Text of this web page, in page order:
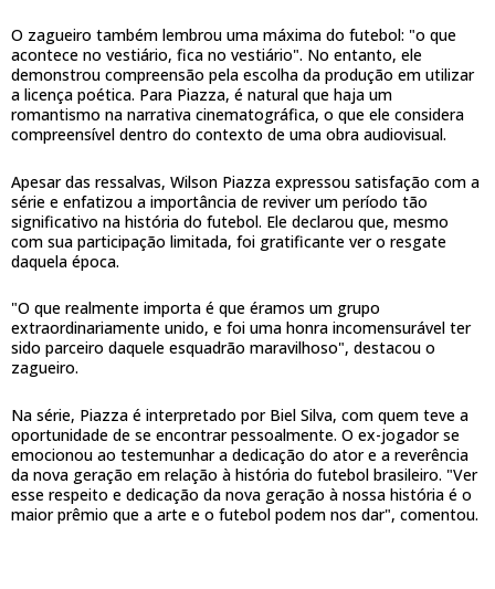
O zagueiro também lembrou uma máxima do futebol: "o que
acontece no vestiário, fica no vestiário". No entanto, ele
demonstrou compreensão pela escolha da produção em utilizar
a licença poética. Para Piazza, é natural que haja um
romantismo na narrativa cinematográfica, o que ele considera
compreensível dentro do contexto de uma obra audiovisual.
Apesar das ressalvas, Wilson Piazza expressou satisfação com a
série e enfatizou a importância de reviver um período tão
significativo na história do futebol. Ele declarou que, mesmo
com sua participação limitada, foi gratificante ver o resgate
daquela época.
"O que realmente importa é que éramos um grupo
extraordinariamente unido, e foi uma honra incomensurável ter
sido parceiro daquele esquadrão maravilhoso", destacou o
zagueiro.
Na série, Piazza é interpretado por Biel Silva, com quem teve a
oportunidade de se encontrar pessoalmente. O ex-jogador se
emocionou ao testemunhar a dedicação do ator e a reverência
da nova geração em relação à história do futebol brasileiro. "Ver
esse respeito e dedicação da nova geração à nossa história é o
maior prêmio que a arte e o futebol podem nos dar", comentou.